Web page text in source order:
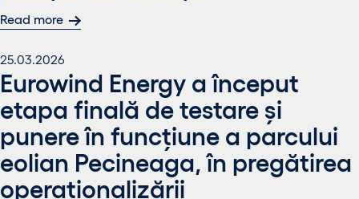
Read more
25.03.2026
Eurowind Energy a început
etapa finală de testare și
punere în funcțiune a parcului
eolian Pecineaga, în pregătirea
operaționalizării